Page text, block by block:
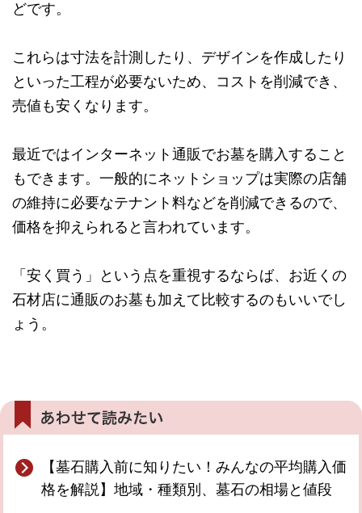
どです。
これらは寸法を計測したり、デザインを作成したり
といった工程が必要ないため、コストを削減でき、
売値も安くなります。
最近ではインターネット通販でお墓を購入すること
もできます。一般的にネットショップは実際の店舗
の維持に必要なテナント料などを削減できるので、
価格を抑えられると言われています。
「安く買う」という点を重視するならば、お近くの
石材店に通販のお墓も加えて比較するのもいいでし
ょう。
【墓石購入前に知りたい！みんなの平均購入価
格を解説】地域・種類別、墓石の相場と値段